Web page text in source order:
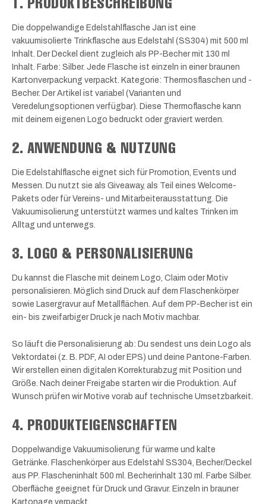
Die doppelwandige Edelstahlflasche Jan ist eine
vakuumisolierte Trinkflasche aus Edelstahl (SS304) mit 500 ml
Inhalt. Der Deckel dient zugleich als PP-Becher mit 130 ml
Inhalt. Farbe: Silber. Jede Flasche ist einzeln in einer braunen
Kartonverpackung verpackt. Kategorie: Thermosflaschen und -
Becher. Der Artikel ist variabel (Varianten und
Veredelungsoptionen verfügbar). Diese Thermoflasche kann
mit deinem eigenen Logo bedruckt oder graviert werden.
2. ANWENDUNG & NUTZUNG
Die Edelstahlflasche eignet sich für Promotion, Events und
Messen. Du nutzt sie als Giveaway, als Teil eines Welcome-
Pakets oder für Vereins- und Mitarbeiterausstattung. Die
Vakuumisolierung unterstützt warmes und kaltes Trinken im
Alltag und unterwegs.
3. LOGO & PERSONALISIERUNG
Du kannst die Flasche mit deinem Logo, Claim oder Motiv
personalisieren. Möglich sind Druck auf dem Flaschenkörper
sowie Lasergravur auf Metallflächen. Auf dem PP-Becher ist ein
ein- bis zweifarbiger Druck je nach Motiv machbar.
So läuft die Personalisierung ab: Du sendest uns dein Logo als
Vektordatei (z. B. PDF, AI oder EPS) und deine Pantone-Farben.
Wir erstellen einen digitalen Korrekturabzug mit Position und
Größe. Nach deiner Freigabe starten wir die Produktion. Auf
Wunsch prüfen wir Motive vorab auf technische Umsetzbarkeit.
4. PRODUKTEIGENSCHAFTEN
Doppelwandige Vakuumisolierung für warme und kalte
Getränke. Flaschenkörper aus Edelstahl SS304, Becher/Deckel
aus PP. Flascheninhalt 500 ml. Becherinhalt 130 ml. Farbe Silber.
Oberfläche geeignet für Druck und Gravur. Einzeln in brauner
Kartonage verpackt.